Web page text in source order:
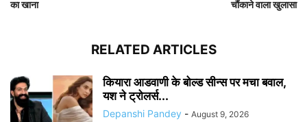
का खाना
चौंकाने वाला खुलासा
RELATED ARTICLES
कियारा आडवाणी के बोल्ड सीन्स पर मचा बवाल,
यश ने ट्रोलर्स...
Depanshi Pandey - August 9, 2026